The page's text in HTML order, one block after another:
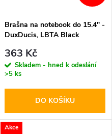
Brašna na notebook do 15.4" -
DuxDucis, LBTA Black
363 Kč
Skladem - hned k odeslání
>5 ks
DO KOŠÍKU
Akce